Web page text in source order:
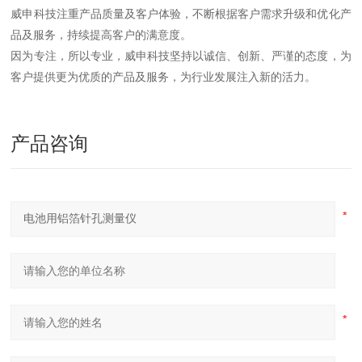
威申科技注重产品质量及客户体验，不断根据客户需求升级和优化产
品及服务，持续提高客户的满意度。
因为专注，所以专业，威申科技坚持以诚信、创新、严谨的态度，为
客户提供更为优质的产品及服务，为行业发展注入新的活力。
产品咨询